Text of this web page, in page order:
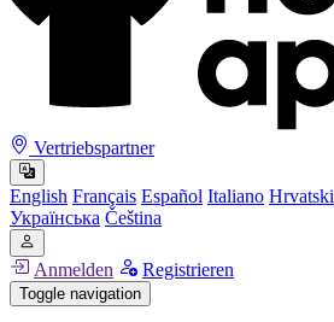
Vertriebspartner
English Français Español Italiano Hrvatski
Українська Čeština
Anmelden Registrieren
Toggle navigation